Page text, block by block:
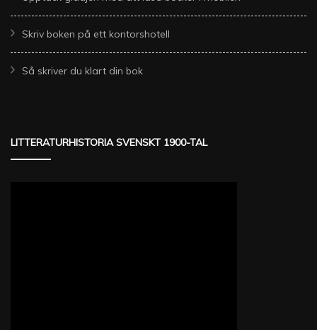
Skriv boken på ett kontorshotell
Så skriver du klart din bok
LITTERATURHISTORIA SVENSKT 1900-TAL